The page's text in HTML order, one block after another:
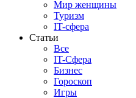
Мир женщины
Туризм
IT-сфера
Статьи
Все
IT-Сфера
Бизнес
Гороскоп
Игры